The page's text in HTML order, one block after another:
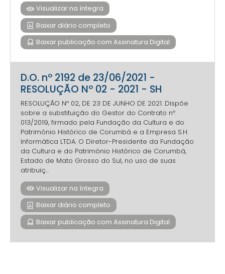
Visualizar na íntegra
Baixar diário completo
Baixar publicação com Assinatura Digital
D.O. nº 2192 de 23/06/2021 -
RESOLUÇÃO Nº 02 - 2021 - SH
RESOLUÇÃO Nº 02, DE 23 DE JUNHO DE 2021. Dispõe
sobre a substituição do Gestor do Contrato nº.
013/2019, firmado pela Fundação da Cultura e do
Patrimônio Histórico de Corumbá e a Empresa S.H.
Informática LTDA. O Diretor-Presidente da Fundação
da Cultura e do Patrimônio Histórico de Corumbá,
Estado de Mato Grosso do Sul, no uso de suas
atribuiç...
Visualizar na íntegra
Baixar diário completo
Baixar publicação com Assinatura Digital